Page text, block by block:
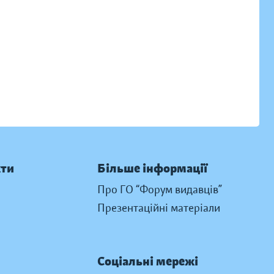
Більше інформації
Про ГО “Форум видавців”
Презентаційні матеріали
Соціальні мережі